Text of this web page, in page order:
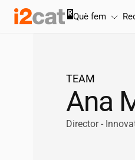
Salta
Què fem
TEAM
Ana
Director -